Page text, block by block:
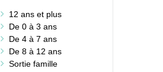
12 ans et plus
De 0 à 3 ans
De 4 à 7 ans
De 8 à 12 ans
Sortie famille